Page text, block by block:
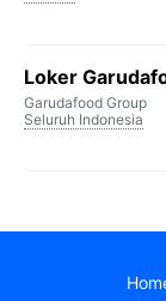
Loker
Garudafood Group
Seluruh Indonesia